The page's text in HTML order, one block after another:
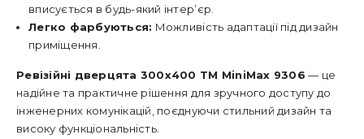
вписується в будь-який інтер’єр.
Легко фарбуються: Можливість адаптації під дизайн
приміщення.
Ревізійні дверцята 300x400 ТМ MiniMax 9306 — це
надійне та практичне рішення для зручного доступу до
інженерних комунікацій, поєднуючи стильний дизайн та
високу функціональність.